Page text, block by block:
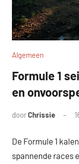
Algemeen
Formule 1
en
doorChrissie
De Formule 1
spannende races